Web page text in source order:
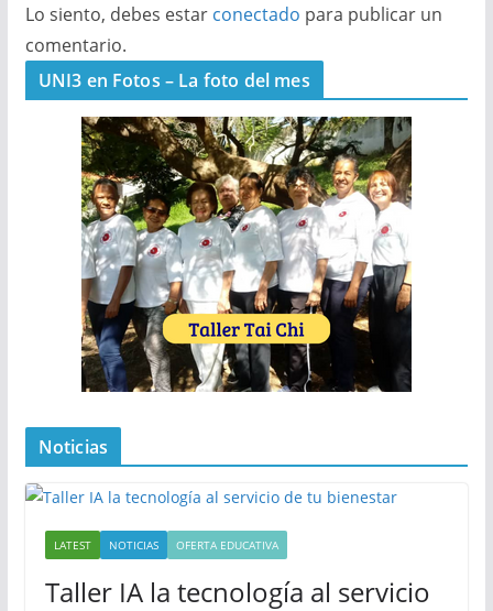
Lo siento, debes estar conectado para publicar un
comentario.
UNI3 en Fotos – La foto del mes
Noticias
LATEST NOTICIAS OFERTA EDUCATIVA
Taller IA la tecnología al servicio